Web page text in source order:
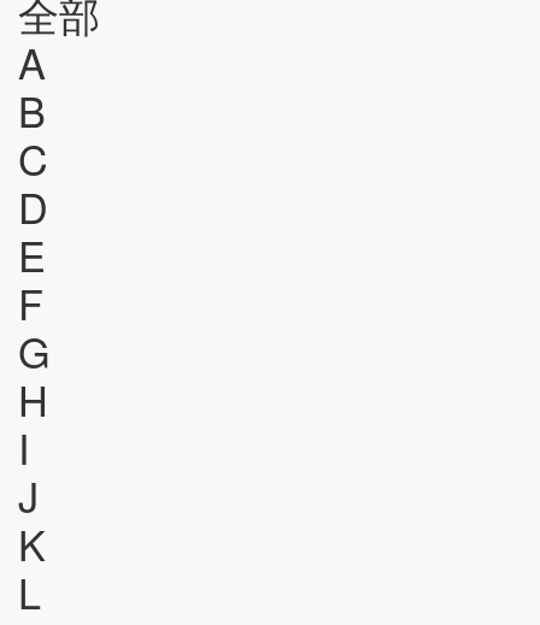
全部
A
B
C
D
E
F
G
H
I
J
K
L